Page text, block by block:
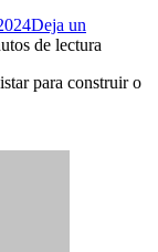
Deja un
de lectura
para construir o